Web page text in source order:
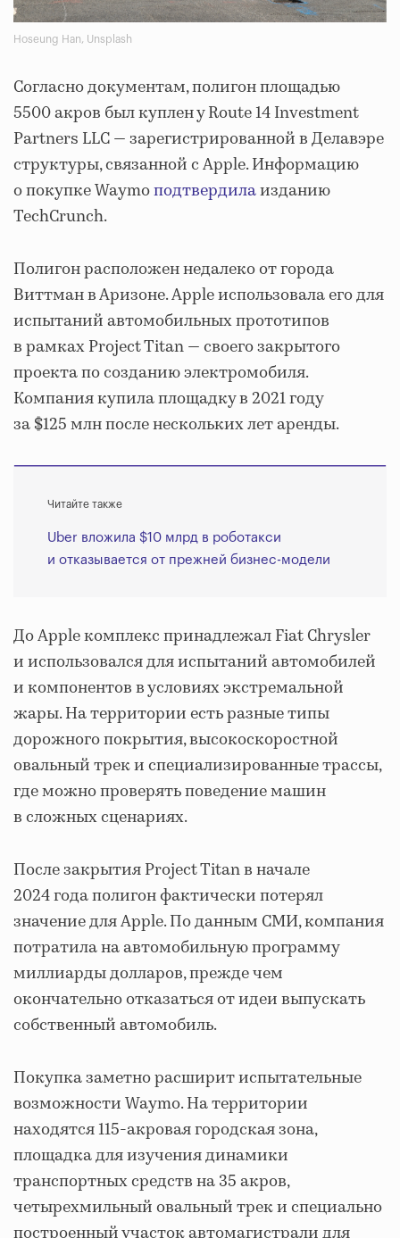
Hoseung Han, Unsplash
Согласно документам, полигон площадью
5500 акров был куплен у Route 14 Investment
Partners LLC — зарегистрированной в Делавэре
структуры, связанной с Apple. Информацию
о покупке Waymoподтвердилаизданию
TechCrunch.
Полигон расположен недалеко от города
Виттман в Аризоне. Apple использовала его для
испытаний автомобильных прототипов
в рамках Project Titan — своего закрытого
проекта по созданию электромобиля.
Компания купила площадку в 2021 году
за $125 млн после нескольких лет аренды.
Читайте также
Uber вложила $10 млрд в роботакси
и отказывается от прежней бизнес-модели
До Apple комплекс принадлежал Fiat Chrysler
и использовался для испытаний автомобилей
и компонентов в условиях экстремальной
жары. На территории есть разные типы
дорожного покрытия, высокоскоростной
овальный трек и специализированные трассы,
где можно проверять поведение машин
в сложных сценариях.
После закрытия Project Titan в начале
2024 года полигон фактически потерял
значение для Apple. По данным СМИ, компания
потратила на автомобильную программу
миллиарды долларов, прежде чем
окончательно отказаться от идеи выпускать
собственный автомобиль.
Покупка заметно расширит испытательные
возможности Waymo. На территории
находятся 115-акровая городская зона,
площадка для изучения динамики
транспортных средств на 35 акров,
четырехмильный овальный трек и специально
построенный участок автомагистрали для